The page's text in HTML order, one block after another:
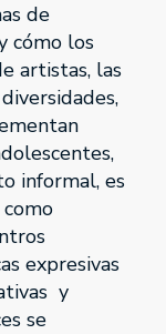
de
cómo los
artistas, las
informal, es
expresivas
y
se